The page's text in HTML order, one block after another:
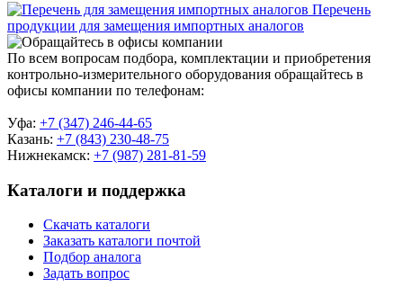
Перечень
продукции для замещения импортных аналогов
По всем вопросам подбора, комплектации и приобретения
контрольно-измерительного оборудования обращайтесь в
офисы компании по телефонам:
Уфа: +7 (347) 246-44-65
Казань: +7 (843) 230-48-75
Нижнекамск: +7 (987) 281-81-59
Каталоги и поддержка
Скачать каталоги
Заказать каталоги почтой
Подбор аналога
Задать вопрос